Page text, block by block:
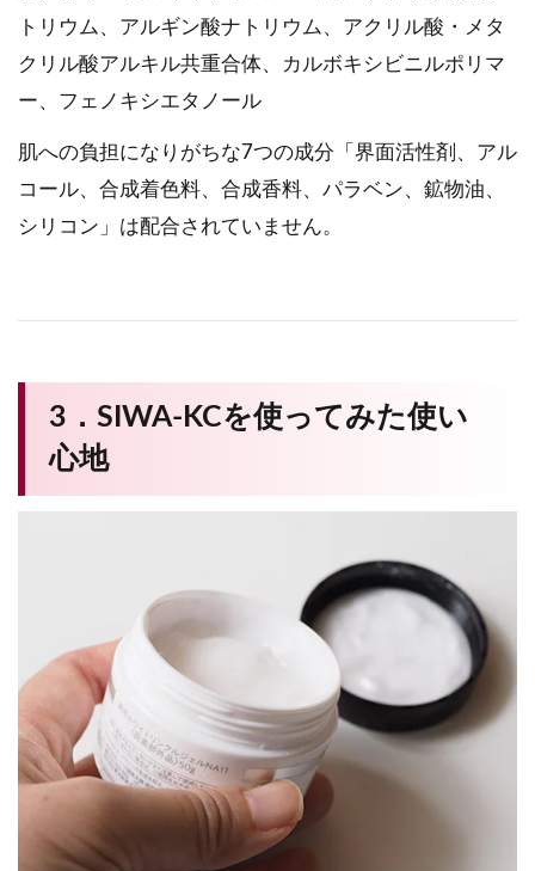
トリウム、アルギン酸ナトリウム、アクリル酸・メタ
クリル酸アルキル共重合体、カルボキシビニルポリマ
ー、フェノキシエタノール
肌への負担になりがちな7つの成分「界面活性剤、アル
コール、合成着色料、合成香料、パラベン、鉱物油、
シリコン」は配合されていません。
3．SIWA-KCを使ってみた使い
心地